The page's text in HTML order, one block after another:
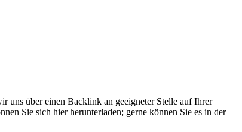
uns über einen Backlink an geeigneter Stelle auf Ihrer
Sie sich hier herunterladen; gerne können Sie es in der